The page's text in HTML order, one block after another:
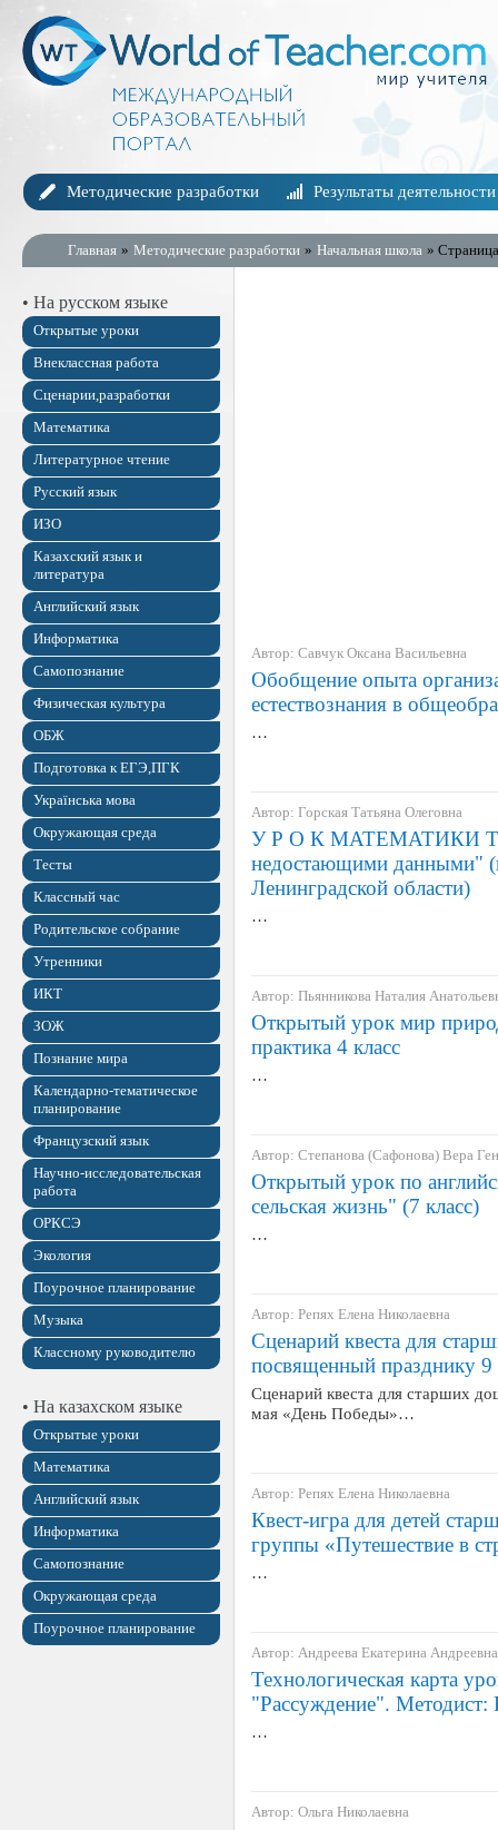
Методические разработки Результаты деятельности
Главная » Методические разработки » Начальная школа »
• На русском языке
Открытые уроки
Внеклассная работа
Сценарии,разработки
Математика
Литературное чтение
Русский язык
ИЗО
Казахский язык и
литература
Английский язык
Информатика
Самопознание
Физическая культура
ОБЖ
Подготовка к ЕГЭ,ПГК
Українська мова
Окружающая среда
Тесты
Классный час
Родительское собрание
Утренники
ИКТ
ЗОЖ
Познание мира
Календарно-тематическое
планирование
Французский язык
Научно-исследовательская
работа
ОРКСЭ
Экология
Поурочное планирование
Музыка
Классному руководителю
• На казахском языке
Открытые уроки
Математика
Английский язык
Информатика
Самопознание
Окружающая среда
Поурочное планирование
Автор: Савчук Оксана Васильевна
Обобщение опыта
естествознания в
…
Автор: Горская Татьяна Олеговна
У Р О К МАТЕМАТИКИ
недостающими данными"
Ленинградской области)
…
Автор: Пьянникова Наталия
Открытый урок мир
практика 4 класс
…
Автор: Степанова (Сафонова) Вера
Открытый урок по
сельская жизнь" (7 класс)
…
Автор: Репях Елена Николаевна
Сценарий квеста для
посвященный празднику
Сценарий квеста для старших
мая «День Победы»…
Автор: Репях Елена Николаевна
Квест-игра для детей
группы «Путешествие в
…
Автор: Андреева Екатерина Андреевна
Технологическая карта
"Рассуждение".
…
Автор: Ольга Николаевна